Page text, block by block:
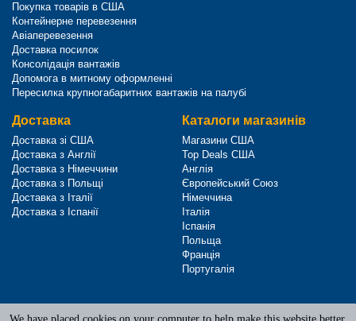
Покупка товарів в США
Контейнерне перевезення
Авіаперевезення
Доставка посилок
Консолідація вантажів
Допомога в митному оформленні
Пересилка крупногабаритних вантажів на палубі
Доставка
Доставка зі США
Доставка з Англії
Доставка з Німеччини
Доставка з Польщі
Доставка з Італії
Доставка з Іспанії
Каталоги магазинів
Магазини США
Top Deals США
Англія
Європейський Союз
Німеччина
Італія
Іспанія
Польща
Франція
Португалія